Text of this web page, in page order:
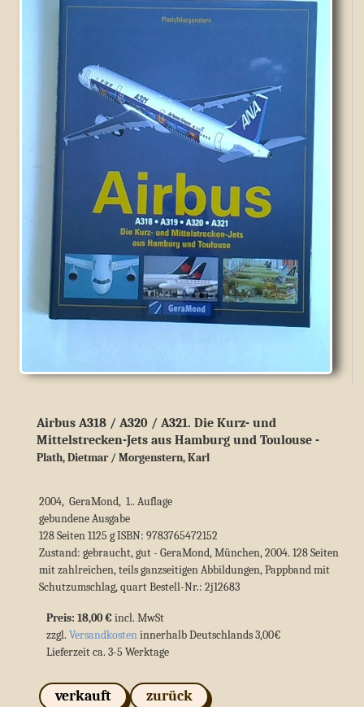
Airbus A318 / A320 / A321. Die Kurz- und
Mittelstrecken-Jets aus Hamburg und Toulouse -
Plath, Dietmar / Morgenstern, Karl
2004, GeraMond, 1.. Auflage
gebundene Ausgabe
128 Seiten 1125 g ISBN: 9783765472152
Zustand: gebraucht, gut - GeraMond, München, 2004. 128 Seiten
mit zahlreichen, teils ganzseitigen Abbildungen, Pappband mit
Schutzumschlag, quart Bestell-Nr.: 2j12683
Preis: 18,00 € incl. MwSt
zzgl. Versandkosteninnerhalb Deutschlands 3,00€
Lieferzeit ca. 3-5 Werktage
verkauft zurück